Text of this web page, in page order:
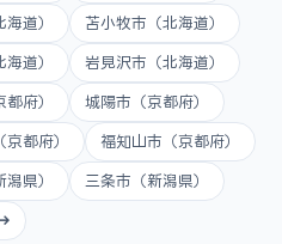
道） 苫小牧市（北海道）
道） 岩見沢市（北海道）
府） 城陽市（京都府）
都府） 福知山市（京都府）
潟県） 三条市（新潟県）